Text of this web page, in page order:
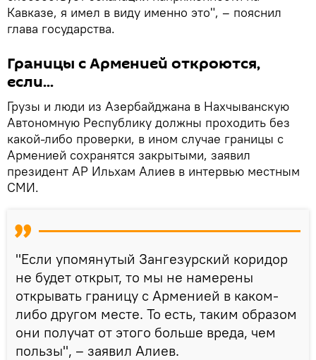
Кавказе, я имел в виду именно это", – пояснил
глава государства.
Границы с Арменией откроются,
если...
Грузы и люди из Азербайджана в Нахчыванскую
Автономную Республику должны проходить без
какой-либо проверки, в ином случае границы с
Арменией сохранятся закрытыми, заявил
президент АР Ильхам Алиев в интервью местным
СМИ.
"Если упомянутый Зангезурский коридор
не будет открыт, то мы не намерены
открывать границу с Арменией в каком-
либо другом месте. То есть, таким образом
они получат от этого больше вреда, чем
пользы", – заявил Алиев.